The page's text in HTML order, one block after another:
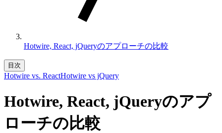
Hotwire, React, jQueryのアプローチの比較
目次
Hotwire vs. ReactHotwire vs jQuery
Hotwire, React, jQueryのアプ
ローチの比較